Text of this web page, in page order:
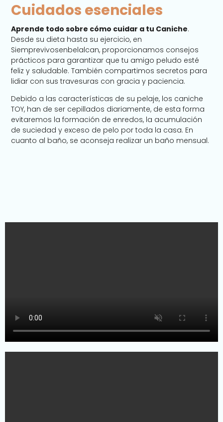
Cuidados esenciales
Aprende todo sobre cómo cuidar a tu Caniche.
Desde su dieta hasta su ejercicio, en
Siemprevivosenbelalcan, proporcionamos consejos
prácticos para garantizar que tu amigo peludo esté
feliz y saludable. También compartimos secretos para
lidiar con sus travesuras con gracia y paciencia.
Debido a las características de su pelaje, los caniche
TOY, han de ser cepillados diariamente, de esta forma
evitaremos la formación de enredos, la acumulación
de suciedad y exceso de pelo por toda la casa. En
cuanto al baño, se aconseja realizar un baño mensual.